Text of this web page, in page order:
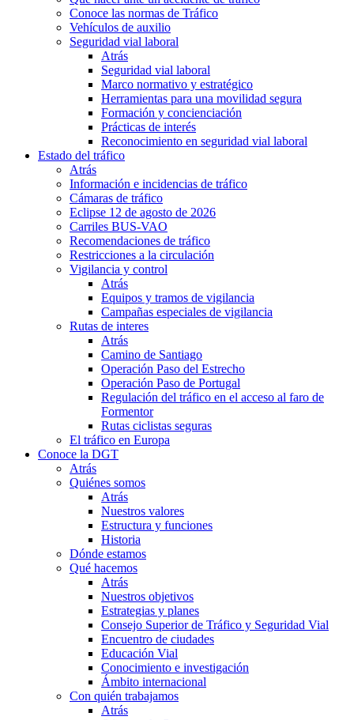
Conoce las normas de Tráfico
Vehículos de auxilio
Seguridad vial laboral
Atrás
Seguridad vial laboral
Marco normativo y estratégico
Herramientas para una movilidad segura
Formación y concienciación
Prácticas de interés
Reconocimiento en seguridad vial laboral
Estado del tráfico
Atrás
Información e incidencias de tráfico
Cámaras de tráfico
Eclipse 12 de agosto de 2026
Carriles BUS-VAO
Recomendaciones de tráfico
Restricciones a la circulación
Vigilancia y control
Atrás
Equipos y tramos de vigilancia
Campañas especiales de vigilancia
Rutas de interes
Atrás
Camino de Santiago
Operación Paso del Estrecho
Operación Paso de Portugal
Regulación del tráfico en el acceso al faro de
Formentor
Rutas ciclistas seguras
El tráfico en Europa
Conoce la DGT
Atrás
Quiénes somos
Atrás
Nuestros valores
Estructura y funciones
Historia
Dónde estamos
Qué hacemos
Atrás
Nuestros objetivos
Estrategias y planes
Consejo Superior de Tráfico y Seguridad Vial
Encuentro de ciudades
Educación Vial
Conocimiento e investigación
Ámbito internacional
Con quién trabajamos
Atrás